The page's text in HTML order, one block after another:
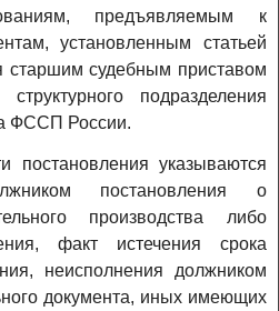
предъявляемым к
установленным статьей
старшим судебным приставом
подразделения
ФССП России.
постановления указываются
постановления о
производства либо
факт истечения срока
неисполнения должником
документа, иных имеющих